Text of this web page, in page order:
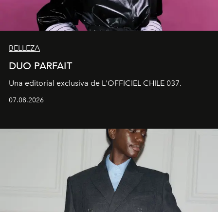
BELLEZA
DUO PARFAIT
Una editorial exclusiva de L'OFFICIEL CHILE 037.
07.08.2026